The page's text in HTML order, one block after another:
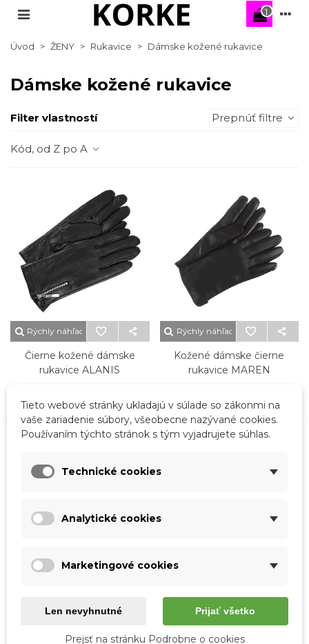
1
Úvod > ŽENY > Rukavice > Dámske kožené rukavice
Dámske kožené rukavice
Filter vlastností Prepnúť filtre
Kód, od Z po A
Rýchly náhľad
Čierne kožené dámske
rukavice ALANIS
Rýchly náhľad
Kožené dámske čierne
rukavice MAREN
Kožené dámske čierne
Červené kožené dámske
rukavice
Tieto webové stránky ukladajú v súlade so zákonmi na
vaše zariadenie súbory, všeobecne nazývané cookies.
Používaním týchto stránok s tým vyjadrujete súhlas.
Technické cookies
Analytické cookies
Marketingové cookies
Len nevyhnutné Prijať všetko
Prejsť na stránku Podrobne o cookies